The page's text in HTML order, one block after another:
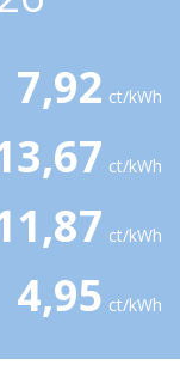
7,92 ct/kWh
ct/kWh
ct/kWh
4,95 ct/kWh